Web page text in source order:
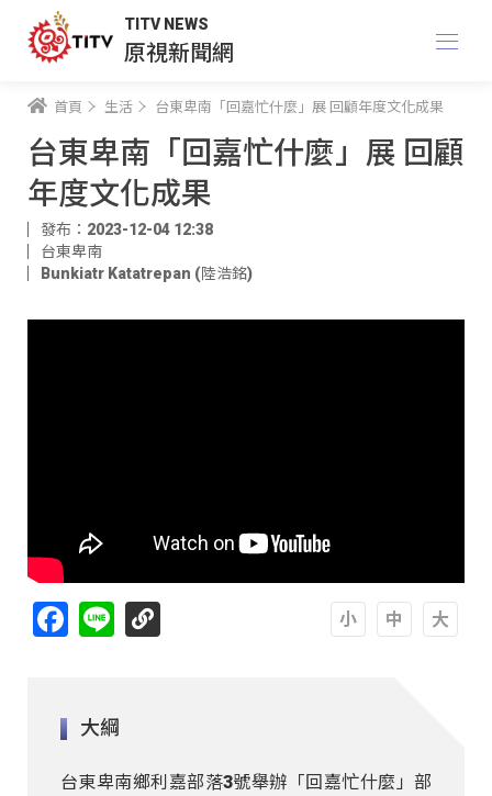
TITV NEWS
原視新聞網
首頁 生活 台東卑南「回嘉忙什麼」展 回顧年度文化成果
台東卑南「回嘉忙什麼」展 回顧
年度文化成果
發布：2023-12-04 12:38
台東卑南
Bunkiatr Katatrepan (陸浩銘)
Facebook
Line
大綱
台東卑南鄉利嘉部落3號舉辦「回嘉忙什麼」部